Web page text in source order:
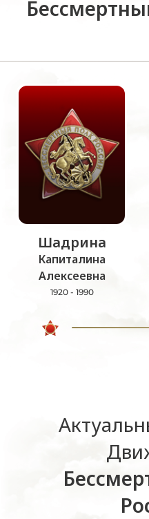
Шадрина
Капиталина
Алексеевна
1920 - 1990